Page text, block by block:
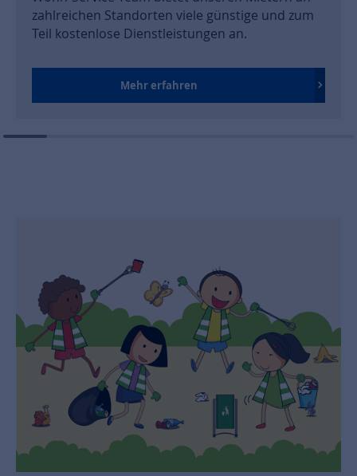
zahlreichen Standorten viele günstige und zum
Teil kostenlose Dienstleistungen an.
Mehr erfahren